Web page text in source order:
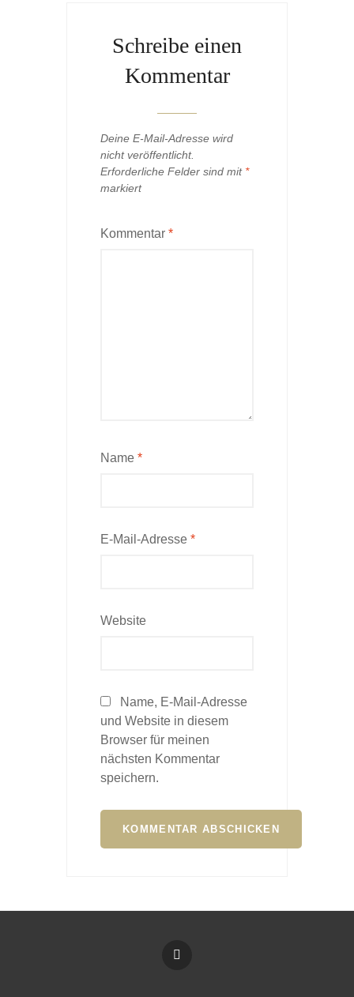
Schreibe einen
Kommentar
Deine E-Mail-Adresse wird
nicht veröffentlicht.
Erforderliche Felder sind mit *
markiert
Kommentar *
Name *
E-Mail-Adresse *
Website
Name, E-Mail-Adresse
und Website in diesem
Browser für meinen
nächsten Kommentar
speichern.